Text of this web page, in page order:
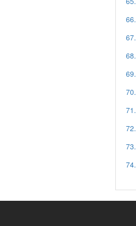
66.
67.
68.
69.
70.
71.
72.
73.
74.